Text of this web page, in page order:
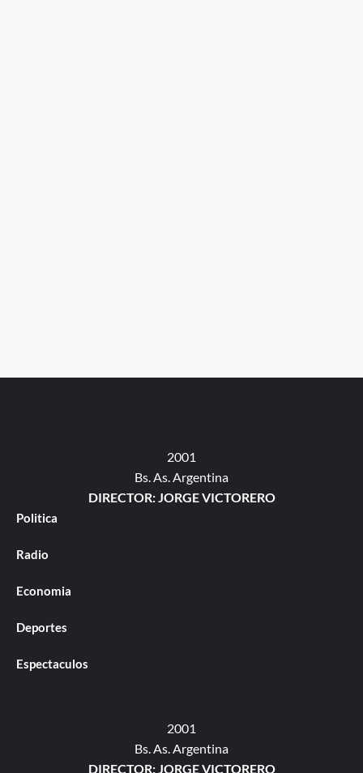
2001
Bs. As. Argentina
DIRECTOR: JORGE VICTORERO
Politica
Radio
Economia
Deportes
Espectaculos
2001
Bs. As. Argentina
DIRECTOR: JORGE VICTORERO